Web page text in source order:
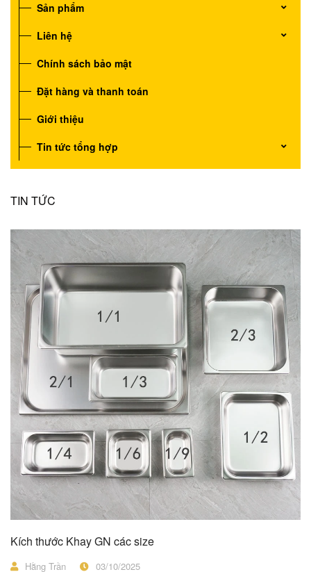
Sản phẩm
Liên hệ
Chính sách bảo mật
Đặt hàng và thanh toán
Giới thiệu
Tin tức tổng hợp
TIN TỨC
Kích thước Khay GN các size
Hằng Trần 03/10/2025